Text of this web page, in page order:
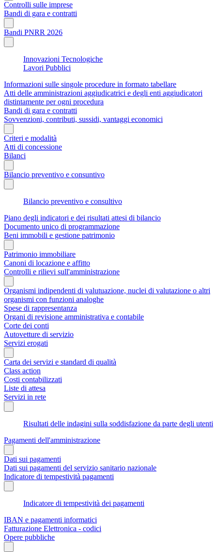
Controlli sulle imprese
Bandi di gara e contratti
Bandi PNRR 2026
Innovazioni Tecnologiche
Lavori Pubblici
Informazioni sulle singole procedure in formato tabellare
Atti delle amministrazioni aggiudicatrici e degli enti aggiudicatori
distintamente per ogni procedura
Bandi di gara e contratti
Sovvenzioni, contributi, sussidi, vantaggi economici
Criteri e modalità
Atti di concessione
Bilanci
Bilancio preventivo e consuntivo
Bilancio preventivo e consultivo
Piano degli indicatori e dei risultati attesi di bilancio
Documento unico di programmazione
Beni immobili e gestione patrimonio
Patrimonio immobiliare
Canoni di locazione e affitto
Controlli e rilievi sull'amministrazione
Organismi indipendenti di valutuazione, nuclei di valutazione o altri
organismi con funzioni analoghe
Spese di rappresentanza
Organi di revisione amministrativa e contabile
Corte dei conti
Autovetture di servizio
Servizi erogati
Carta dei servizi e standard di qualità
Class action
Costi contabilizzati
Liste di attesa
Servizi in rete
Risultati delle indagini sulla soddisfazione da parte degli utenti
Pagamenti dell'amministrazione
Dati sui pagamenti
Dati sui pagamenti del servizio sanitario nazionale
Indicatore di tempestività pagamenti
Indicatore di tempestività dei pagamenti
IBAN e pagamenti informatici
Fatturazione Elettronica - codici
Opere pubbliche